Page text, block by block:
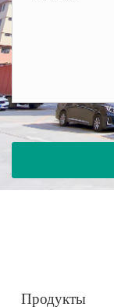
Продукты